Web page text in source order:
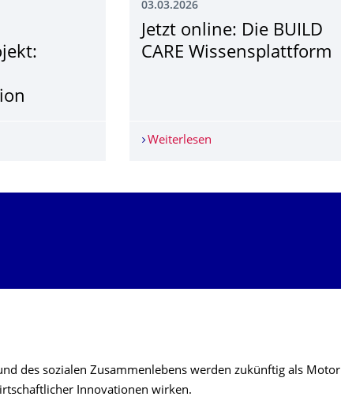
Forschungsprojekt: Bauliche Gewaltprävention
03.03.2026
Jetzt online: Die BUILD
CARE Wissensplattform
Weiterlesen
des sozialen Zusammenlebens werden zukünftig als Motor
Innovationen wirken.